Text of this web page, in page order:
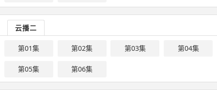
云播二
第01集 第02集 第03集 第04集
第05集 第06集